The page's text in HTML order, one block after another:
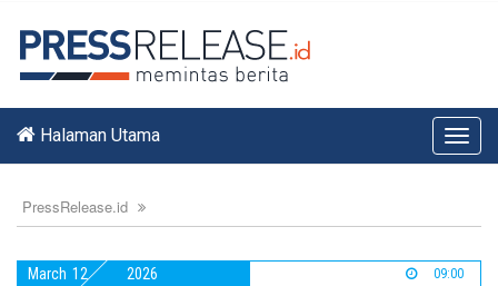
Halaman Utama
PressRelease.id
March 12 2026 09:00